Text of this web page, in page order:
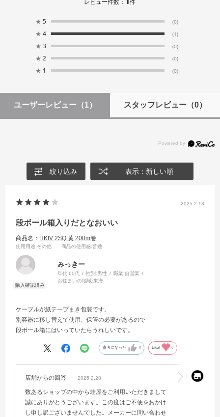
★ 5 (0)
★ 4 (1)
★ 3 (0)
★ 2 (0)
★ 1 (0)
ユーザーレビュー （1） スタッフレビュー（0）
絞り込み 表示：新しい順
2025.2.18
段ボール箱入りだとなおいい
商品名： HKIV 2SQ 黄 200m巻
使用用途:その他 商品の使用感:普通
みっきー
年代:60代 性別:男性 職業:自営業
お住まいの地域:東海
ケーブルが紙テープまき包装です。
別容器に移し替えて使用、保管の必要があるので
段ボール箱にはいっていたらうれしいです。
参考になった 0 Like! 0
店舗からの回答 2025.2.28
数あるショップの中から蛙屋をご利用いただきまして
誠にありがとうございます。この度はご不便をおかけ
し申し訳ございませんでした。メーカーに問い合わせ